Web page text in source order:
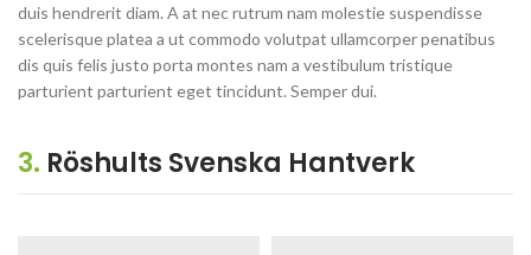
duis hendrerit diam. A at nec rutrum nam molestie suspendisse
scelerisque platea a ut commodo volutpat ullamcorper penatibus
dis quis felis justo porta montes nam a vestibulum tristique
parturient parturient eget tincidunt. Semper dui.
3. Röshults Svenska Hantverk